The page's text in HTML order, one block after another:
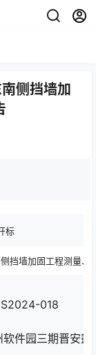
侧挡墙加
标
挡墙加固工程测量、
018
件园三期晋安